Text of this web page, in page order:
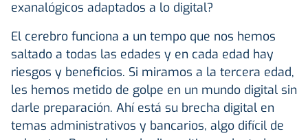
exanalógicos adaptados a lo digital?
El cerebro funciona a un tempo que nos hemos
saltado a todas las edades y en cada edad hay
riesgos y beneficios. Si miramos a la tercera edad,
les hemos metido de golpe en un mundo digital sin
darle preparación. Ahí está su brecha digital en
temas administrativos y bancarios, algo difícil de